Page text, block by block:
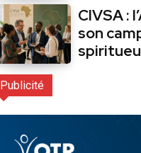
CIVSA :
son
Publicité